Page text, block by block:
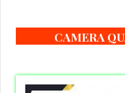
CAMERA